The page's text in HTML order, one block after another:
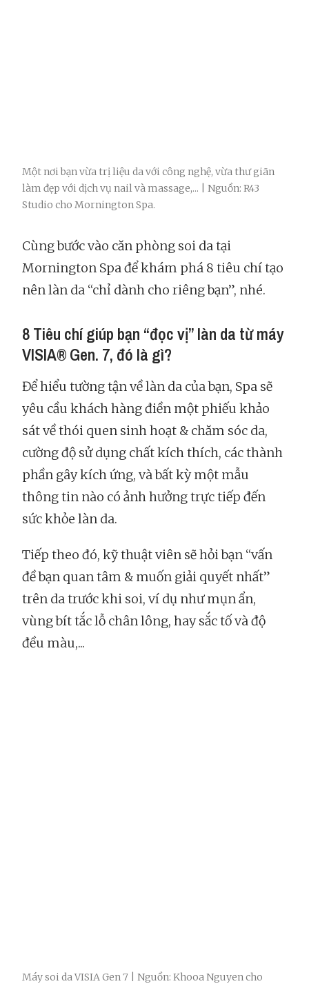
Một nơi bạn vừa trị liệu da với công nghệ, vừa thư giãn
làm đẹp với dịch vụ nail và massage,... | Nguồn: R43
Studio cho Mornington Spa.
Cùng bước vào căn phòng soi da tại
Mornington Spa để khám phá 8 tiêu chí tạo
nên làn da “chỉ dành cho riêng bạn”, nhé.
8 Tiêu chí giúp bạn “đọc vị” làn da từ máy
VISIA® Gen. 7, đó là gì?
Để hiểu tường tận về làn da của bạn, Spa sẽ
yêu cầu khách hàng điền một phiếu khảo
sát về thói quen sinh hoạt & chăm sóc da,
cường độ sử dụng chất kích thích, các thành
phần gây kích ứng, và bất kỳ một mẫu
thông tin nào có ảnh hưởng trực tiếp đến
sức khỏe làn da.
Tiếp theo đó, kỹ thuật viên sẽ hỏi bạn “vấn
đề bạn quan tâm & muốn giải quyết nhất”
trên da trước khi soi, ví dụ như mụn ẩn,
vùng bít tắc lỗ chân lông, hay sắc tố và độ
đều màu,...
Máy soi da VISIA Gen 7 | Nguồn: Khooa Nguyen cho